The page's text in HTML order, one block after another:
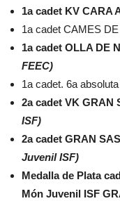
1a cadet KV CARA
1a cadet CAMES
1a cadet OLLA DE
FEEC)
1a cadet. 6a
2a cadet VK GRAN
ISF)
2a cadet GRAN
Juvenil ISF)
Medalla de Plata
Món Juvenil ISF